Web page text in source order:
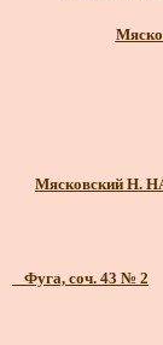
Мясковский Н.
_ Фуга, соч. 43 № 2